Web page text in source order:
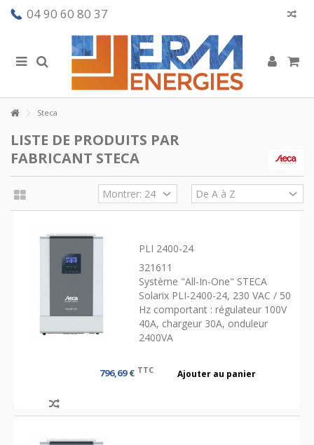
04 90 60 80 37
Steca
LISTE DE PRODUITS PAR
FABRICANT STECA
PLI 2400-24
321611
Système "All-In-One" STECA
Solarix PLI-2400-24, 230 VAC / 50
Hz comportant : régulateur 100V
40A, chargeur 30A, onduleur
2400VA
796,69 € TTC Ajouter au panier